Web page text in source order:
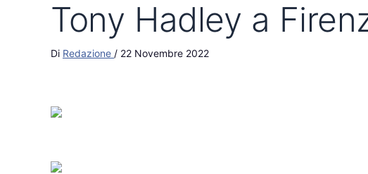
Tony Hadley a
Di Redazione / 22 Novembre 2022